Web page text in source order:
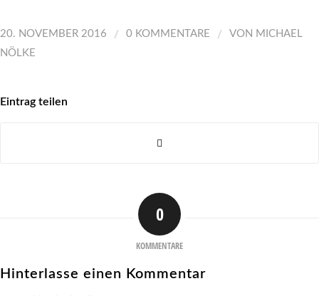
20. NOVEMBER 2016 / 0 KOMMENTARE / VON MICHAEL
NÖLKE
Eintrag teilen
0
KOMMENTARE
Hinterlasse einen Kommentar